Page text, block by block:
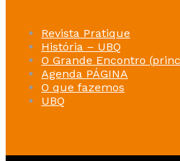
Revista Pratique
História – UBQ
O Grande Encontro
Agenda PÁGINA
O que fazemos
UBQ